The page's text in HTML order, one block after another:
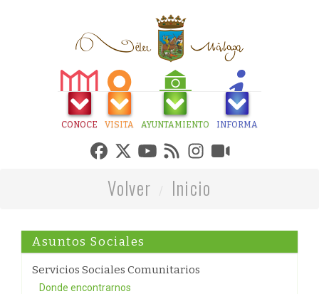
CONOCE VISITA AYUNTAMIENTO INFORMA
Volver Inicio
Asuntos Sociales
Servicios Sociales Comunitarios
Donde encontrarnos